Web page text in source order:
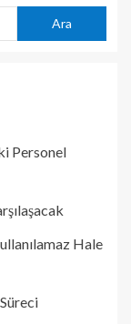
Ara
Personel
Hale